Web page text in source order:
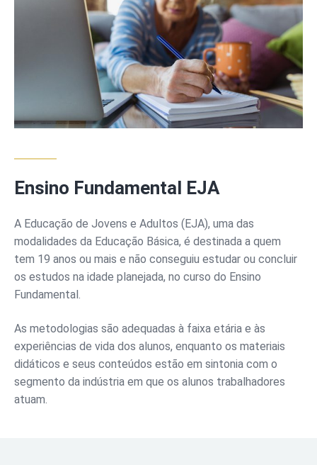
Ensino Fundamental EJA
A Educação de Jovens e Adultos (EJA), uma das
modalidades da Educação Básica, é destinada a quem
tem 19 anos ou mais e não conseguiu estudar ou concluir
os estudos na idade planejada, no curso do Ensino
Fundamental.
As metodologias são adequadas à faixa etária e às
experiências de vida dos alunos, enquanto os materiais
didáticos e seus conteúdos estão em sintonia com o
segmento da indústria em que os alunos trabalhadores
atuam.